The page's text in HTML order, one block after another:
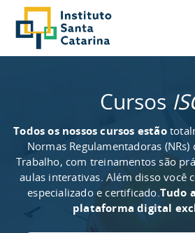
Cursos
Todos os nossos cursos estão
Normas Regulamentadoras
Trabalho, com treinamentos são
aulas interativas. Além disso você
especializado e certificado.Tudo
plataforma digital